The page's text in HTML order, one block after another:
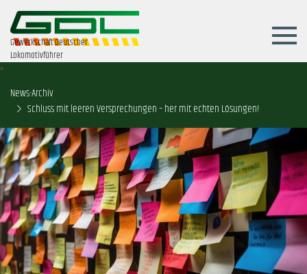
Gewerkschaft Deutscher
Lokomotivführer
News-Archiv
Schluss mit leeren Versprechungen – her mit echten Lösungen!